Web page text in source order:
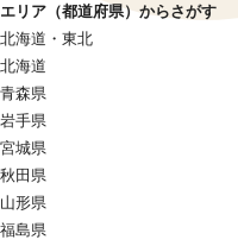
エリア（都道府県）からさがす
北海道・東北
北海道
青森県
岩手県
宮城県
秋田県
山形県
福島県